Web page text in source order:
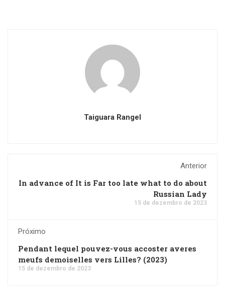
Taiguara Rangel
Anterior
In advance of It is Far too late what to do about
Russian Lady
15 de dezembro de 2023
Próximo
Pendant lequel pouvez-vous accoster averes
meufs demoiselles vers Lilles? (2023)
15 de dezembro de 2023